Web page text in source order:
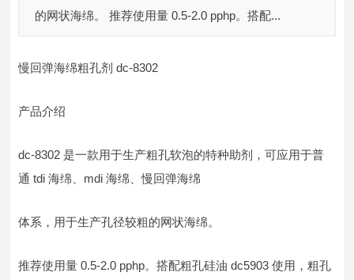
的网状海绵。 推荐使用量 0.5-2.0 pphp。搭配...
慢回弹海绵粗孔剂 dc-8302
产品介绍
dc-8302 是一款用于生产粗孔软泡的特种助剂，可应用于普
通 tdi 海绵、mdi 海绵、慢回弹海绵
体系，用于生产孔径较粗的网状海绵。
推荐使用量 0.5-2.0 pphp。搭配粗孔硅油 dc5903 使用，粗孔